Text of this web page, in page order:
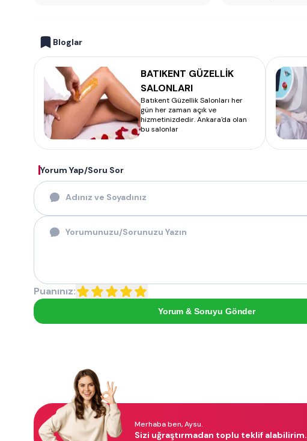
Bloglar
BATIKENT GÜZELLİK
SALONLARI
Batıkent Güzellik Salonları her
gün her zaman açık ve
hizmetinizdedir. Ankara'da olan
bu salonlar
Yorum Yap/Soru Sor
Puanınız:
Yorum & Soruyu Gönder
Merhaba ben, Aysu.
Sizi uğraştırmadan toplu teklif alabilirim.